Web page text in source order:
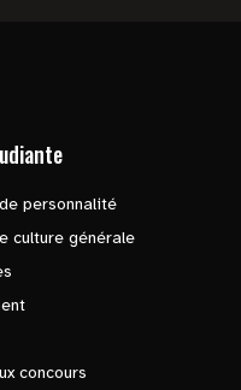
personnalité
culture générale
concours